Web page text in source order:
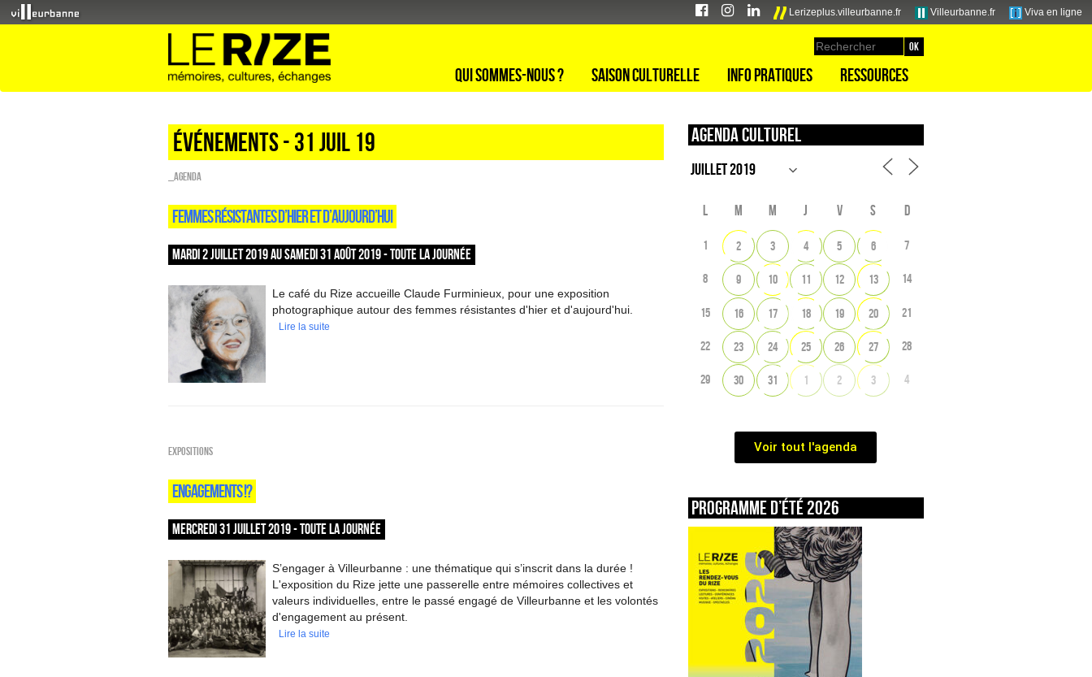
Lerizeplus.villeurbanne.fr Villeurbanne.fr Viva en ligne
Qui sommes-nous ? Saison culturelle Info pratiques Ressources
Événements - 31 Juil 19
_Agenda
FEMMES RÉSISTANTES D’HIER ET D’AUJOURD’HUI
MARDI 2 JUILLET 2019 AU SAMEDI 31 AOÛT 2019 - TOUTE LA JOURNÉE
Le café du Rize accueille Claude Furminieux, pour une exposition
photographique autour des femmes résistantes d'hier et d'aujourd'hui.
Lire la suite
EXPOSITIONS
ENGAGEMENTS !?
MERCREDI 31 JUILLET 2019 - TOUTE LA JOURNÉE
S’engager à Villeurbanne : une thématique qui s’inscrit dans la durée !
L'exposition du Rize jette une passerelle entre mémoires collectives et
valeurs individuelles, entre le passé engagé de Villeurbanne et les volontés
d'engagement au présent.
Lire la suite
Agenda culturel
L M M J V S D
1 2 3 4 5 6 7
8 9 10 11 12 13 14
15 16 17 18 19 20 21
22 23 24 25 26 27 28
29 30 31 1 2 3 4
Voir tout l'agenda
Programme d’été 2026